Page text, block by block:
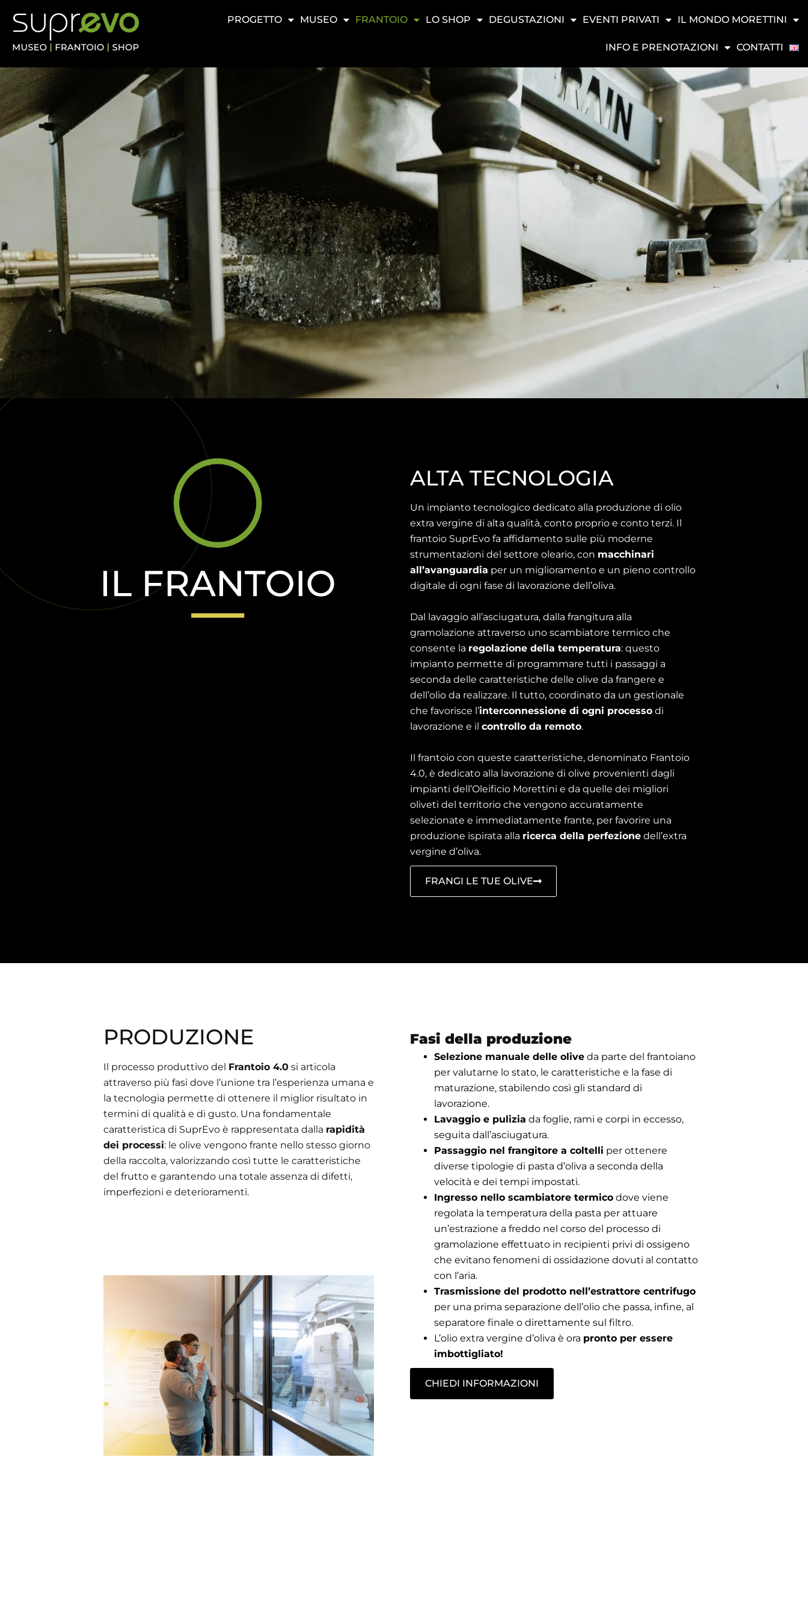
PROGETTO
MUSEO FRANTOIO LO SHOP DEGUSTAZIONI EVENTI PRIVATI IL MONDO MORETTINI
INFO E PRENOTAZIONI CONTATTI
ALTA TECNOLOGIA
Un impianto tecnologico dedicato alla produzione di olio
extra vergine di alta qualità, conto proprio e conto terzi. Il
frantoio SuprEvo fa affidamento sulle più moderne
strumentazioni del settore oleario, con macchinari
all’avanguardia per un miglioramento e un pieno controllo
digitale di ogni fase di lavorazione dell’oliva.
Dal lavaggio all’asciugatura, dalla frangitura alla
gramolazione attraverso uno scambiatore termico che
consente la regolazione della temperatura: questo
impianto permette di programmare tutti i passaggi a
seconda delle caratteristiche delle olive da frangere e
dell’olio da realizzare. Il tutto, coordinato da un gestionale
che favorisce l’interconnessione di ogni processo di
lavorazione e il controllo da remoto.
Il frantoio con queste caratteristiche, denominato Frantoio
4.0, è dedicato alla lavorazione di olive provenienti dagli
impianti dell’Oleificio Morettini e da quelle dei migliori
oliveti del territorio che vengono accuratamente
selezionate e immediatamente frante, per favorire una
produzione ispirata alla ricerca della perfezione dell’extra
vergine d’oliva.
FRANGI LE TUE OLIVE
PRODUZIONE
Il processo produttivo del Frantoio 4.0 si articola
attraverso più fasi dove l’unione tra l’esperienza umana e
la tecnologia permette di ottenere il miglior risultato in
termini di qualità e di gusto. Una fondamentale
caratteristica di SuprEvo è rappresentata dalla rapidità
dei processi: le olive vengono frante nello stesso giorno
della raccolta, valorizzando così tutte le caratteristiche
del frutto e garantendo una totale assenza di difetti,
imperfezioni e deterioramenti.
Fasi della produzione
Selezione manuale delle olive da parte del frantoiano
per valutarne lo stato, le caratteristiche e la fase di
maturazione, stabilendo così gli standard di
lavorazione.
Lavaggio e pulizia da foglie, rami e corpi in eccesso,
seguita dall’asciugatura.
Passaggio nel frangitore a coltelli per ottenere
diverse tipologie di pasta d’oliva a seconda della
velocità e dei tempi impostati.
Ingresso nello scambiatore termico dove viene
regolata la temperatura della pasta per attuare
un’estrazione a freddo nel corso del processo di
gramolazione effettuato in recipienti privi di ossigeno
che evitano fenomeni di ossidazione dovuti al contatto
con l’aria.
Trasmissione del prodotto nell’estrattore centrifugo
per una prima separazione dell’olio che passa, infine, al
separatore finale o direttamente sul filtro.
L’olio extra vergine d’oliva è ora pronto per essere
imbottigliato!
CHIEDI INFORMAZIONI